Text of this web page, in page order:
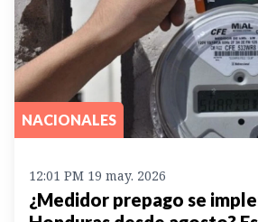
NACIONALES
12:01 PM 19 may. 2026
¿Medidor prepago se